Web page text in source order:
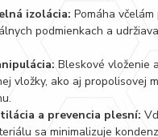
izolácia: Pomáha
podmienkach a
Bleskové vloženie
vložky, ako aj propolisovej
a prevencia plesní:
sa minimalizuje